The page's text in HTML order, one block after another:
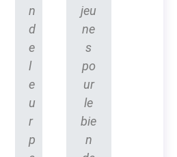
n
d
e
l
e
u
r
p
jeu
ne
s
po
ur
le
bie
n